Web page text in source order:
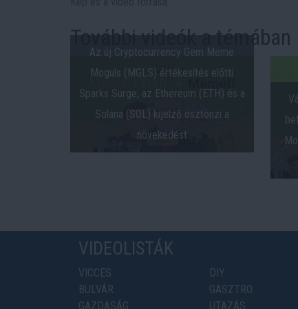
További videók a témában
Moguls (MGLS) értékesítés előtti
Sparks Surge, az Ethereum (ETH) és a
Solana (SOL) kijelző ösztönzi a
növekedést
VIDEOLISTÁK
VICCES
BULVÁR
GAZDASÁG
DIY
GASZTRO
UTAZÁS